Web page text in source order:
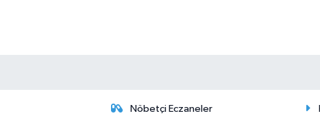
Nöbetçi Eczaneler